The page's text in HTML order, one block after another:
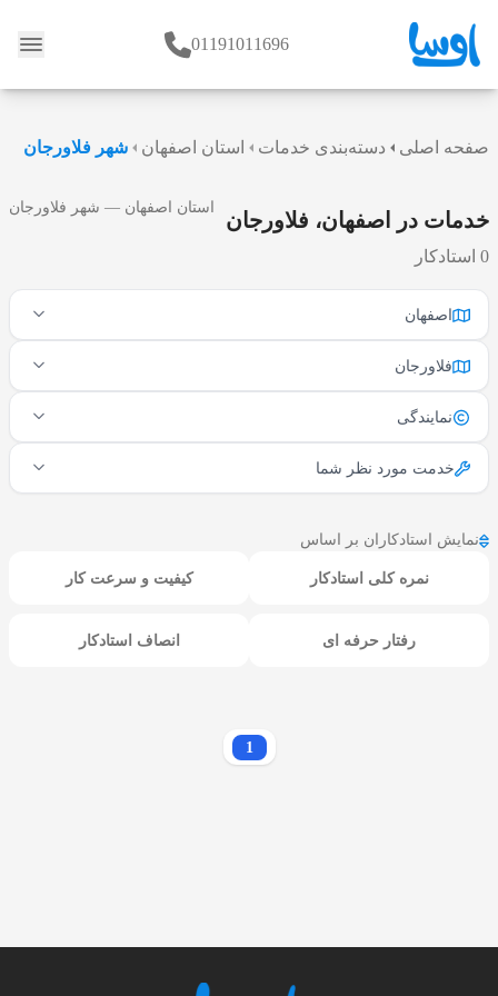
وبلاگ 01191011696
صفحه اصلی دسته‌بندی خدمات استان اصفهان شهر فلاورجان
خدمات در اصفهان، فلاورجان
0 استادکار
استان اصفهان — شهر فلاورجان
اصفهان
فلاورجان
نمایندگی
خدمت مورد نظر شما
نمایش استادکاران بر اساس
نمره کلی استادکار کیفیت و سرعت کار
رفتار حرفه ای انصاف استادکار
1